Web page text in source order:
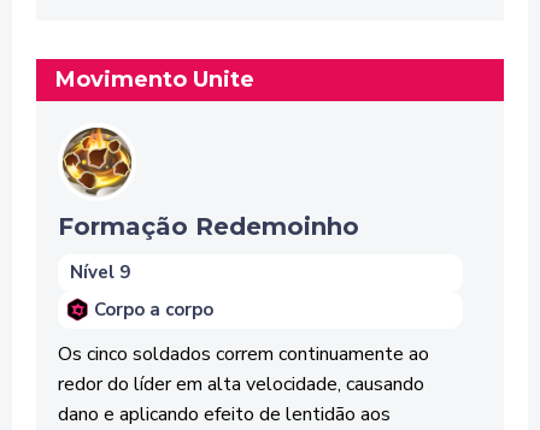
Movimento Unite
Formação Redemoinho
Nível 9
Corpo a corpo
Os cinco soldados correm continuamente ao
redor do líder em alta velocidade, causando
dano e aplicando efeito de lentidão aos